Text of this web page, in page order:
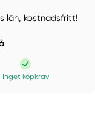
län, kostnadsfritt!
Inget köpkrav